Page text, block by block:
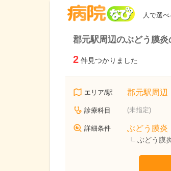
人で選
郡元駅周辺のぶどう膜
2 件見つかりました
エリア/駅 郡元駅周辺
診療科目 (未指定)
詳細条件 ぶどう膜炎
ぶどう膜